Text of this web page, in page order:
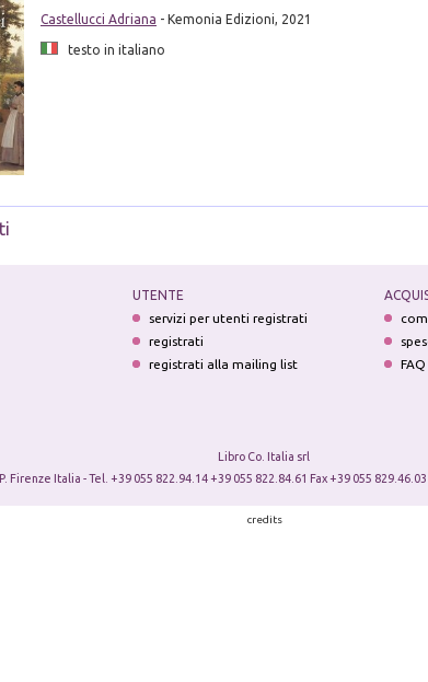
Castellucci Adriana - Kemonia Edizioni, 2021
testo in italiano
UTENTE
servizi per utenti registrati
registrati
registrati alla mailing list
FAQ
Libro Co. Italia srl
Firenze Italia - Tel. +39 055 822.94.14 +39 055 822.84.61 Fax +39 055
credits